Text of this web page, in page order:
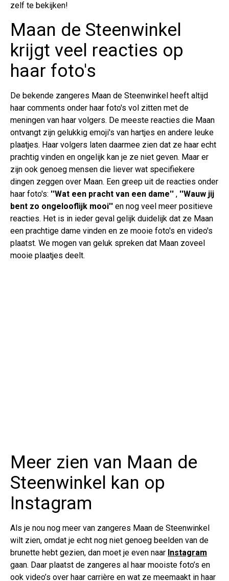
zelf te bekijken!
Maan de Steenwinkel
krijgt veel reacties op
haar foto's
De bekende zangeres Maan de Steenwinkel heeft altijd
haar comments onder haar foto's vol zitten met de
meningen van haar volgers. De meeste reacties die Maan
ontvangt zijn gelukkig emoji's van hartjes en andere leuke
plaatjes. Haar volgers laten daarmee zien dat ze haar echt
prachtig vinden en ongelijk kan je ze niet geven. Maar er
zijn ook genoeg mensen die liever wat specifiekere
dingen zeggen over Maan. Een greep uit de reacties onder
haar foto's: ''Wat een pracht van een dame'' , ''Wauw jij
bent zo ongelooflijk mooi'' en nog veel meer positieve
reacties. Het is in ieder geval gelijk duidelijk dat ze Maan
een prachtige dame vinden en ze mooie foto's en video's
plaatst. We mogen van geluk spreken dat Maan zoveel
mooie plaatjes deelt.
Meer zien van Maan de
Steenwinkel kan op
Instagram
Als je nou nog meer van zangeres Maan de Steenwinkel
wilt zien, omdat je echt nog niet genoeg beelden van de
brunette hebt gezien, dan moet je even naar Instagram
gaan. Daar plaatst de zangeres al haar mooiste foto’s en
ook video’s over haar carrière en wat ze meemaakt in haar